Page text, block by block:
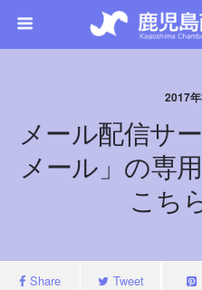
2017
メール配信サ
メール」の専
こち
Share Tweet